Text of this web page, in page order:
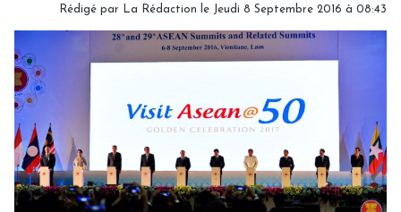
Rédigé par La Rédaction le Jeudi 8 Septembre 2016 à 08:43